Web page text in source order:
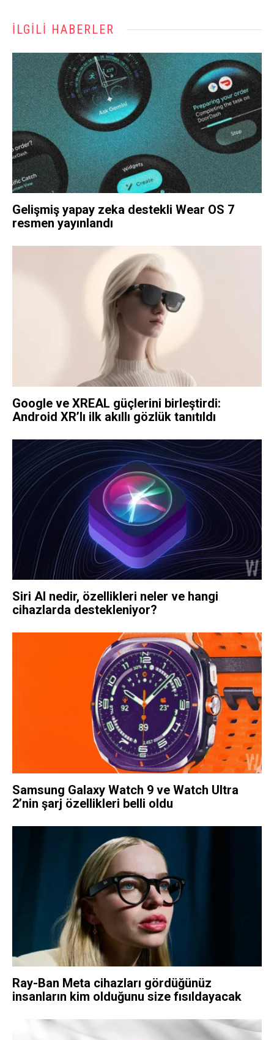
İLGILI HABERLER
Gelişmiş yapay zeka destekli Wear OS 7
resmen yayınlandı
Google ve XREAL güçlerini birleştirdi:
Android XR’lı ilk akıllı gözlük tanıtıldı
Siri AI nedir, özellikleri neler ve hangi
cihazlarda destekleniyor?
Samsung Galaxy Watch 9 ve Watch Ultra
2’nin şarj özellikleri belli oldu
Ray-Ban Meta cihazları gördüğünüz
insanların kim olduğunu size fısıldayacak